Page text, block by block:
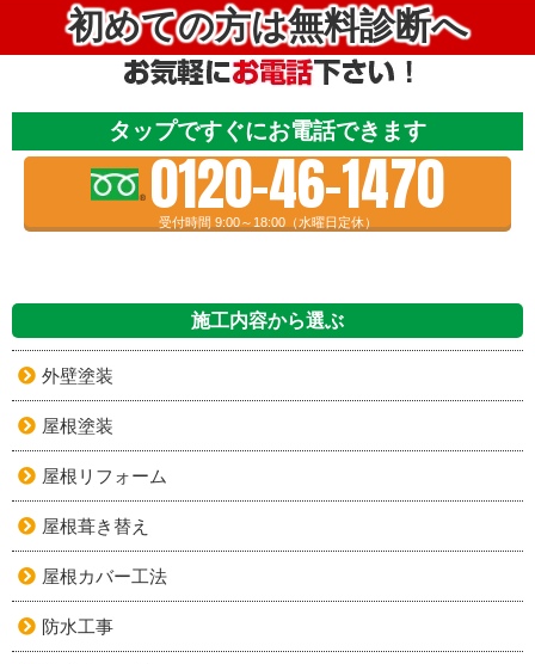
初めての方は無料診断へ
タップですぐにお電話できます
0120-46-1470
受付時間 9:00～18:00（水曜日定休）
施工内容から選ぶ
外壁塗装
屋根塗装
屋根リフォーム
屋根葺き替え
屋根カバー工法
防水工事